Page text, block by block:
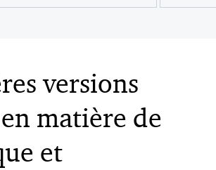
versions
matière de
et